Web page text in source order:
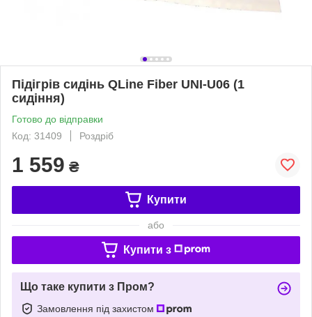
Підігрів сидінь QLine Fiber UNI-U06 (1
сидіння)
Готово до відправки
Код: 31409
Роздріб
1 559 ₴
Купити
або
Купити з
Що таке купити з Пром?
Замовлення під захистом